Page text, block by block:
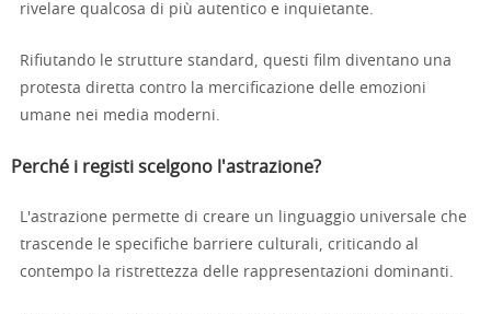
rivelare qualcosa di più autentico e inquietante.
Rifiutando le strutture standard, questi film diventano una
protesta diretta contro la mercificazione delle emozioni
umane nei media moderni.
Perché i registi scelgono l'astrazione?
L'astrazione permette di creare un linguaggio universale che
trascende le specifiche barriere culturali, criticando al
contempo la ristrettezza delle rappresentazioni dominanti.